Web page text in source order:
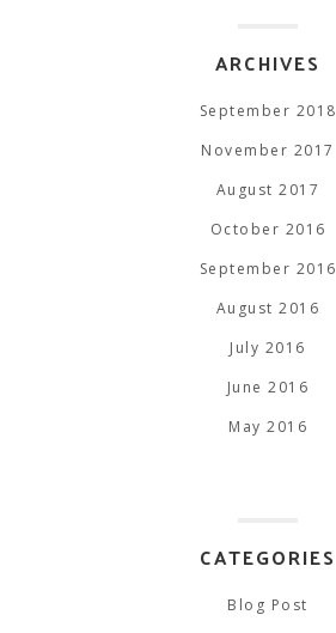
ARCHIVES
September 2018
November 2017
August 2017
October 2016
September 2016
August 2016
July 2016
June 2016
May 2016
CATEGORIES
Blog Post